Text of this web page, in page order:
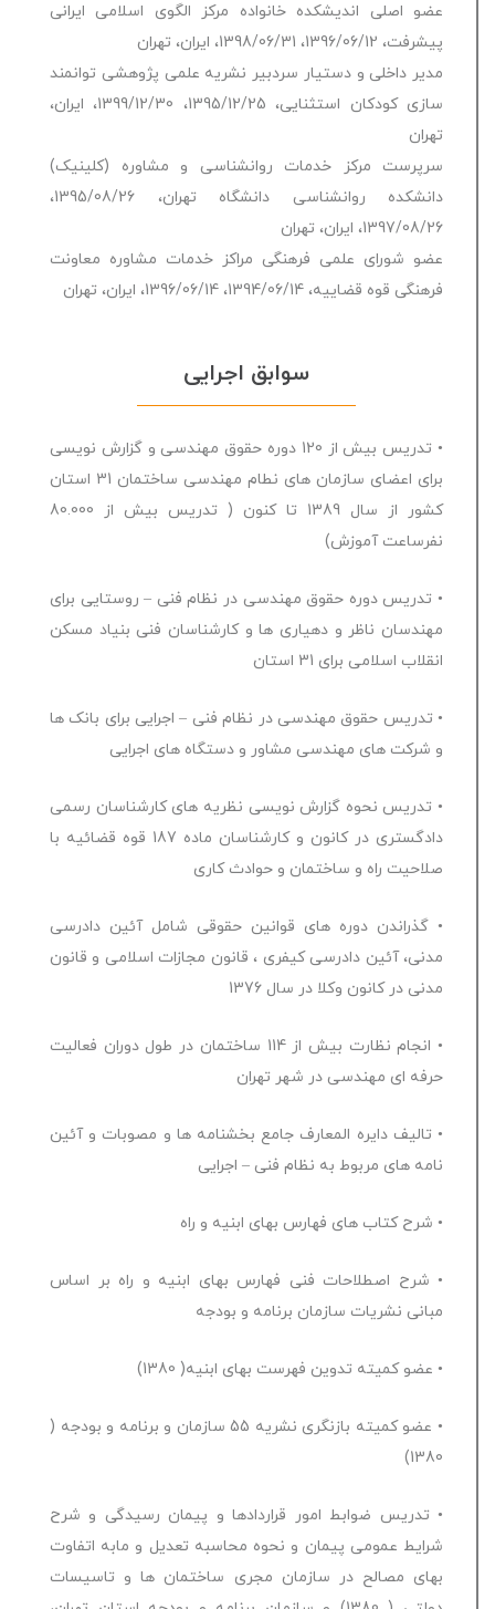
عضو اصلی اندیشکده خانواده مرکز الگوی اسلامی ایرانی
پیشرفت، 1396/06/12، 1398/06/31، ایران، تهران
مدیر داخلی و دستیار سردبیر نشریه علمی پژوهشی توانمند
سازی کودکان استثنایی، 1395/12/25، 1399/12/30، ایران،
تهران
سرپرست مرکز خدمات روانشناسی و مشاوره (کلینیک)
دانشکده روانشناسی دانشگاه تهران، 1395/08/26،
1397/08/26، ایران، تهران
عضو شورای علمی فرهنگی مراکز خدمات مشاوره معاونت
فرهنگی قوه قضاییه، 1394/06/14، 1396/06/14، ایران، تهران
سوابق اجرایی
• تدریس بیش از 120 دوره حقوق مهندسی و گزارش نویسی
برای اعضای سازمان های نطام مهندسی ساختمان 31 استان
کشور از سال 1389 تا کنون ( تدریس بیش از 80.000
نفرساعت آموزش)
• تدریس دوره حقوق مهندسی در نظام فنی – روستایی برای
مهندسان ناظر و دهیاری ها و کارشناسان فنی بنیاد مسکن
انقلاب اسلامی برای 31 استان
• تدریس حقوق مهندسی در نظام فنی – اجرایی برای بانک ها
و شرکت های مهندسی مشاور و دستگاه های اجرایی
• تدریس نحوه گزارش نویسی نظریه های کارشناسان رسمی
دادگستری در کانون و کارشناسان ماده 187 قوه قضائیه با
صلاحیت راه و ساختمان و حوادث کاری
• گذراندن دوره های قوانین حقوقی شامل آئین دادرسی
مدنی، آئین دادرسی کیفری ، قانون مجازات اسلامی و قانون
مدنی در کانون وکلا در سال 1376
• انجام نظارت بیش از 114 ساختمان در طول دوران فعالیت
حرفه ای مهندسی در شهر تهران
• تالیف دایره المعارف جامع بخشنامه ها و مصوبات و آئین
نامه های مربوط به نظام فنی – اجرایی
• شرح کتاب های فهارس بهای ابنیه و راه
• شرح اصطلاحات فنی فهارس بهای ابنیه و راه بر اساس
مبانی نشریات سازمان برنامه و بودجه
• عضو کمیته تدوین فهرست بهای ابنیه( 1380)
• عضو کمیته بازنگری نشریه 55 سازمان و برنامه و بودجه (
1380)
• تدریس ضوابط امور قراردادها و پیمان رسیدگی و شرح
شرایط عمومی پیمان و نحوه محاسبه تعدیل و مابه اتفاوت
بهای مصالح در سازمان مجری ساختمان ها و تاسیسات